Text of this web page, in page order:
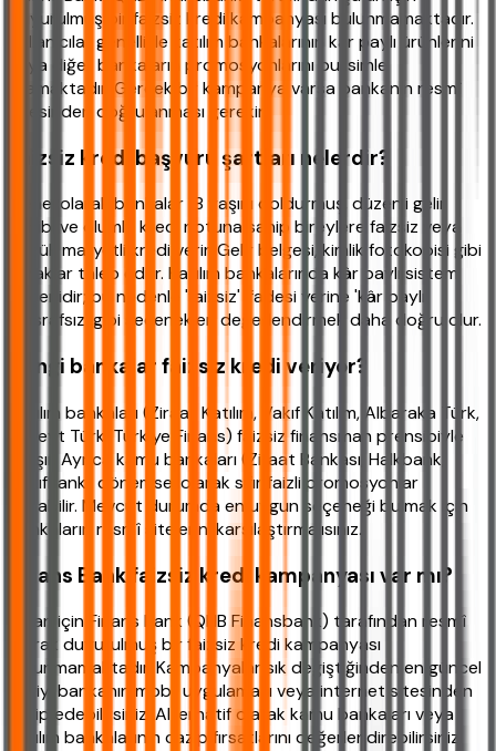
duyurulmuş bir faizsiz kredi kampanyası bulunmamaktadır.
Kullanıcılar genellikle katılım bankalarının kâr paylı ürünlerini
veya diğer bankaların promosyonlarını bu isimle
aramaktadır. Gerçek bir kampanya varsa bankanın resmî
sitesinden doğrulanması gerekir.
Faizsiz kredi başvuru şartları nelerdir?
Genel olarak bankalar 18 yaşını doldurmuş, düzenli gelir
sahibi ve olumlu kredi notuna sahip bireylere faizsiz veya
düşük maliyetli kredi verir. Gelir belgesi, kimlik fotokopisi gibi
evraklar talep edilir. Katılım bankalarında kâr paylı sistem
geçerlidir; bu nedenle 'faizsiz' ifadesi yerine 'kâr paylı,
masrafsız' gibi seçenekleri değerlendirmek daha doğru olur.
Hangi bankalar faizsiz kredi veriyor?
Katılım bankaları (Ziraat Katılım, Vakıf Katılım, Albaraka Türk,
Kuveyt Türk, Türkiye Finans) faizsiz finansman prensibiyle
çalışır. Ayrıca kamu bankaları (Ziraat Bankası, Halkbank,
VakıfBank) dönemsel olarak sıfır faizli promosyonlar
sunabilir. Mevcut durumda en uygun seçeneği bulmak için
bankaların resmî sitelerini karşılaştırmalısınız.
Finans Bank faizsiz kredi kampanyası var mı?
Şu an için Finans Bank (QNB Finansbank) tarafından resmî
olarak duyurulmuş bir faizsiz kredi kampanyası
bulunmamaktadır. Kampanyalar sık değiştiğinden en güncel
bilgiyi bankanın mobil uygulaması veya internet sitesinden
takip edebilirsiniz. Alternatif olarak kamu bankaları veya
katılım bankalarının cazip fırsatlarını değerlendirebilirsiniz.